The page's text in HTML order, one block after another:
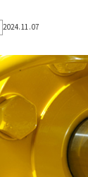
2024.11.07